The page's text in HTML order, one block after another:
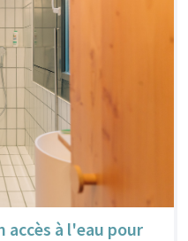
accès à l'eau pour